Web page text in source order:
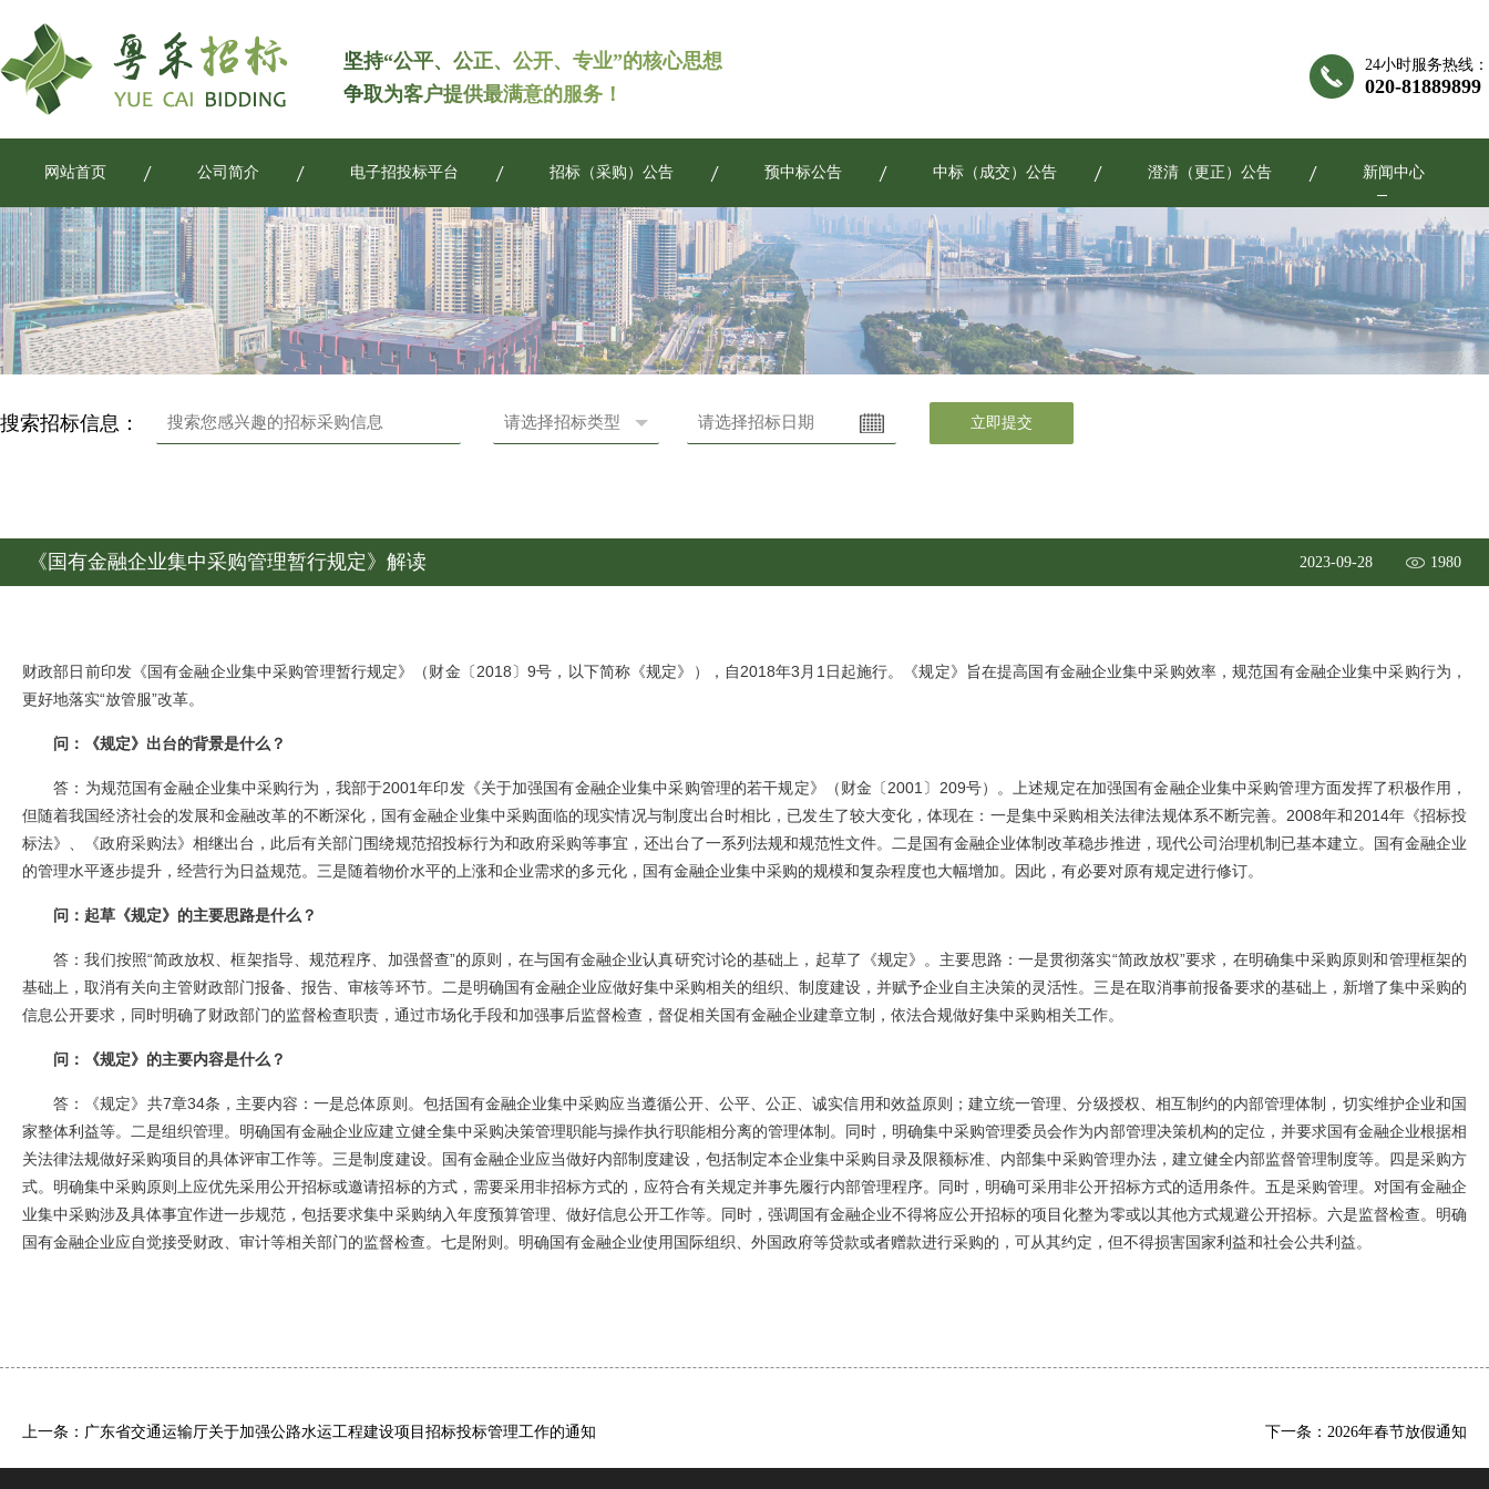
坚持“公平、公正、公开、专业”的核心思想
争取为客户提供最满意的服务！
24小时服务热线：
020-81889899
网站首页 公司简介 电子招投标平台 招标（采购）公告 预中标公告 中标（成交）公告 澄清（更正）公告 新闻中心
搜索招标信息： 立即提交
2023-09-28 1980
《国有金融企业集中采购管理暂行规定》解读
财政部日前印发《国有金融企业集中采购管理暂行规定》（财金〔2018〕9号，以下简称《规定》），自2018年3月1日起施行。《规定》旨在提高国有金融企业集中采购效率，规范国有金融企业集中采购行为，
更好地落实“放管服”改革。
问：《规定》出台的背景是什么？
答：为规范国有金融企业集中采购行为，我部于2001年印发《关于加强国有金融企业集中采购管理的若干规定》（财金〔2001〕209号）。上述规定在加强国有金融企业集中采购管理方面发挥了积极作用，
但随着我国经济社会的发展和金融改革的不断深化，国有金融企业集中采购面临的现实情况与制度出台时相比，已发生了较大变化，体现在：一是集中采购相关法律法规体系不断完善。2008年和2014年《招标投
标法》、《政府采购法》相继出台，此后有关部门围绕规范招投标行为和政府采购等事宜，还出台了一系列法规和规范性文件。二是国有金融企业体制改革稳步推进，现代公司治理机制已基本建立。国有金融企业
的管理水平逐步提升，经营行为日益规范。三是随着物价水平的上涨和企业需求的多元化，国有金融企业集中采购的规模和复杂程度也大幅增加。因此，有必要对原有规定进行修订。
问：起草《规定》的主要思路是什么？
答：我们按照“简政放权、框架指导、规范程序、加强督查”的原则，在与国有金融企业认真研究讨论的基础上，起草了《规定》。主要思路：一是贯彻落实“简政放权”要求，在明确集中采购原则和管理框架的
基础上，取消有关向主管财政部门报备、报告、审核等环节。二是明确国有金融企业应做好集中采购相关的组织、制度建设，并赋予企业自主决策的灵活性。三是在取消事前报备要求的基础上，新增了集中采购的
信息公开要求，同时明确了财政部门的监督检查职责，通过市场化手段和加强事后监督检查，督促相关国有金融企业建章立制，依法合规做好集中采购相关工作。
问：《规定》的主要内容是什么？
答：《规定》共7章34条，主要内容：一是总体原则。包括国有金融企业集中采购应当遵循公开、公平、公正、诚实信用和效益原则；建立统一管理、分级授权、相互制约的内部管理体制，切实维护企业和国
家整体利益等。二是组织管理。明确国有金融企业应建立健全集中采购决策管理职能与操作执行职能相分离的管理体制。同时，明确集中采购管理委员会作为内部管理决策机构的定位，并要求国有金融企业根据相
关法律法规做好采购项目的具体评审工作等。三是制度建设。国有金融企业应当做好内部制度建设，包括制定本企业集中采购目录及限额标准、内部集中采购管理办法，建立健全内部监督管理制度等。四是采购方
式。明确集中采购原则上应优先采用公开招标或邀请招标的方式，需要采用非招标方式的，应符合有关规定并事先履行内部管理程序。同时，明确可采用非公开招标方式的适用条件。五是采购管理。对国有金融企
业集中采购涉及具体事宜作进一步规范，包括要求集中采购纳入年度预算管理、做好信息公开工作等。同时，强调国有金融企业不得将应公开招标的项目化整为零或以其他方式规避公开招标。六是监督检查。明确
国有金融企业应自觉接受财政、审计等相关部门的监督检查。七是附则。明确国有金融企业使用国际组织、外国政府等贷款或者赠款进行采购的，可从其约定，但不得损害国家利益和社会公共利益。
上一条：广东省交通运输厅关于加强公路水运工程建设项目招标投标管理工作的通知 下一条：2026年春节放假通知